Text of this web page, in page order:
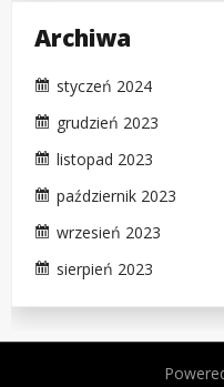
Archiwa
styczeń 2024
grudzień 2023
listopad 2023
październik 2023
wrzesień 2023
sierpień 2023